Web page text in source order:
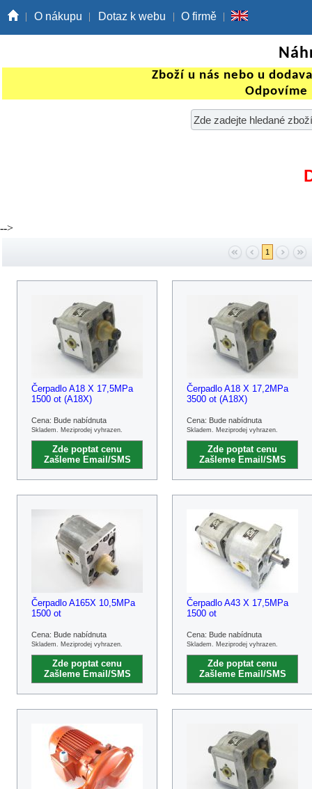
O nákupu Dotaz k webu O firmě
Zboží u nás nebo u
Odpovíme
-->
1
Čerpadlo A18 X 17,5MPa
1500 ot (A18X)
Cena: Bude nabídnuta
Skladem. Meziprodej vyhrazen.
Zde poptat cenu
Zašleme Email/SMS
Čerpadlo A18 X 17,2MPa
3500 ot (A18X)
Cena: Bude nabídnuta
Skladem. Meziprodej vyhrazen.
Zde poptat cenu
Zašleme Email/SMS
Čerpadlo A165X 10,5MPa
1500 ot
Cena: Bude nabídnuta
Skladem. Meziprodej vyhrazen.
Zde poptat cenu
Zašleme Email/SMS
Čerpadlo A43 X 17,5MPa
1500 ot
Cena: Bude nabídnuta
Skladem. Meziprodej vyhrazen.
Zde poptat cenu
Zašleme Email/SMS